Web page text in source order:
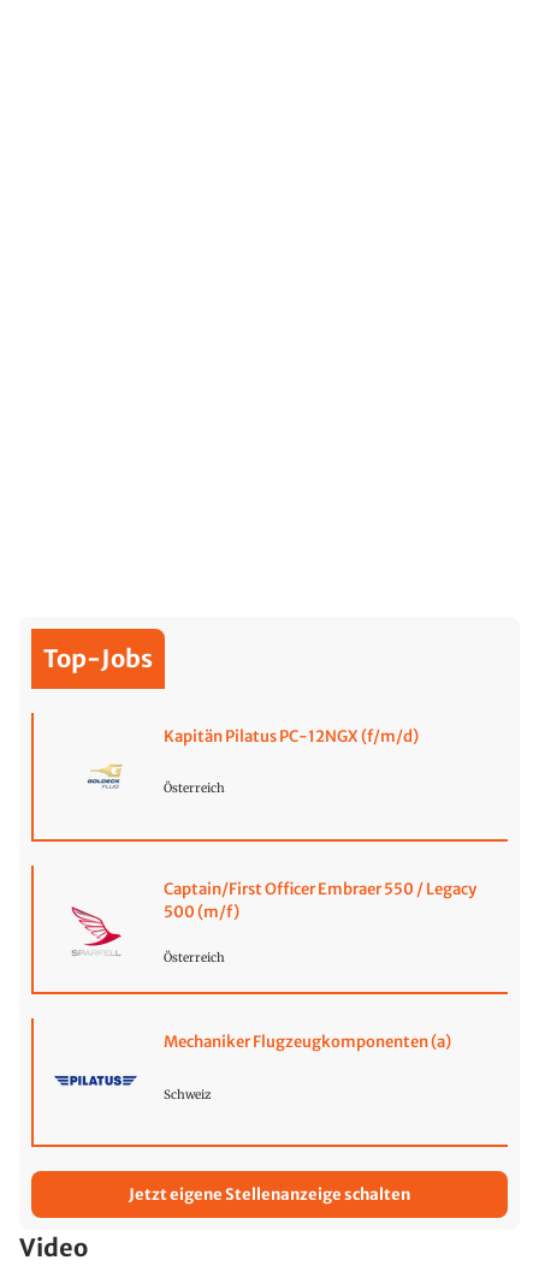
Top-Jobs
Kapitän Pilatus PC-12NGX (f/m/d)
Österreich
Captain/First Officer Embraer 550 / Legacy
500 (m/f)
Österreich
Mechaniker Flugzeugkomponenten (a)
Schweiz
Jetzt eigene Stellenanzeige schalten
Video